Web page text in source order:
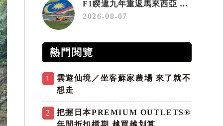
F1睽違九年重返馬來西亞 三大國際賽事打造10月運動旅遊熱潮 賽車、自行車、路跑同週登場
2026-08-07
熱門閱覽
1
雲遊仙境／坐客蘇家農場 來了就不
想走
2
把握日本PREMIUM OUTLETS®
年間折扣檔期 越買越划算